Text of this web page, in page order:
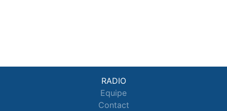
RADIO
Equipe
Contact